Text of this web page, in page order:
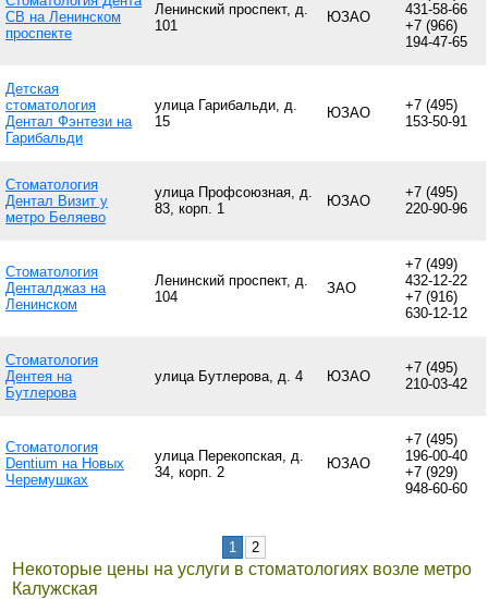
СВ на Ленинском
проспекте
Ленинский проспект, д.
101
ЮЗАО
431-58-66
+7 (966)
194-47-65
Детская
стоматология
Дентал Фэнтези на
Гарибальди
улица Гарибальди, д.
15
ЮЗАО
+7 (495)
153-50-91
Стоматология
Дентал Визит у
метро Беляево
улица Профсоюзная, д.
83, корп. 1
ЮЗАО
+7 (495)
220-90-96
Стоматология
Денталджаз на
Ленинском
Ленинский проспект, д.
104
ЗАО
+7 (499)
432-12-22
+7 (916)
630-12-12
Стоматология
Дентея на
Бутлерова
улица Бутлерова, д. 4 ЮЗАО
+7 (495)
210-03-42
Стоматология
Dentium на Новых
Черемушках
улица Перекопская, д.
34, корп. 2
ЮЗАО
+7 (495)
196-00-40
+7 (929)
948-60-60
1 2
Некоторые цены на услуги в стоматологиях возле метро
Калужская